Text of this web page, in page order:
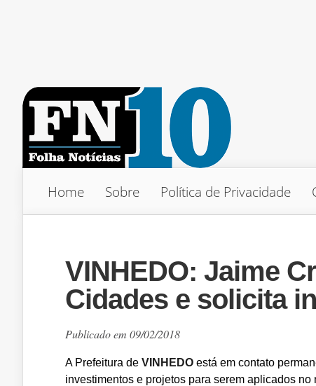
Home Sobre Política de Privacidade
VINHEDO: Jaime
Cidades e solicita
Publicado em 09/02/2018
A Prefeitura de VINHEDO está em contato
investimentos e projetos para serem aplicados